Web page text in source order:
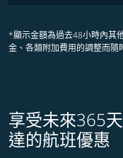
*顯示金額為過去48小時內其
金、各類附加費用的調整而隨
享受未來365
達的航班優惠